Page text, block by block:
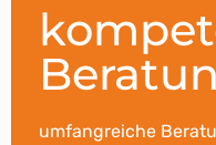
umfangreiche